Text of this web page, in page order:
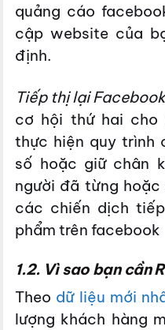
quảng cáo
cập website của
định.
Tiếp thị lại
cơ hội thứ hai cho
thực hiện quy trình
số hoặc giữ chân
người đã từng
các chiến dịch
phẩm trên facebook
1.2. Vì sao bạn cần
Theo dữ liệu mới
lượng khách hàng